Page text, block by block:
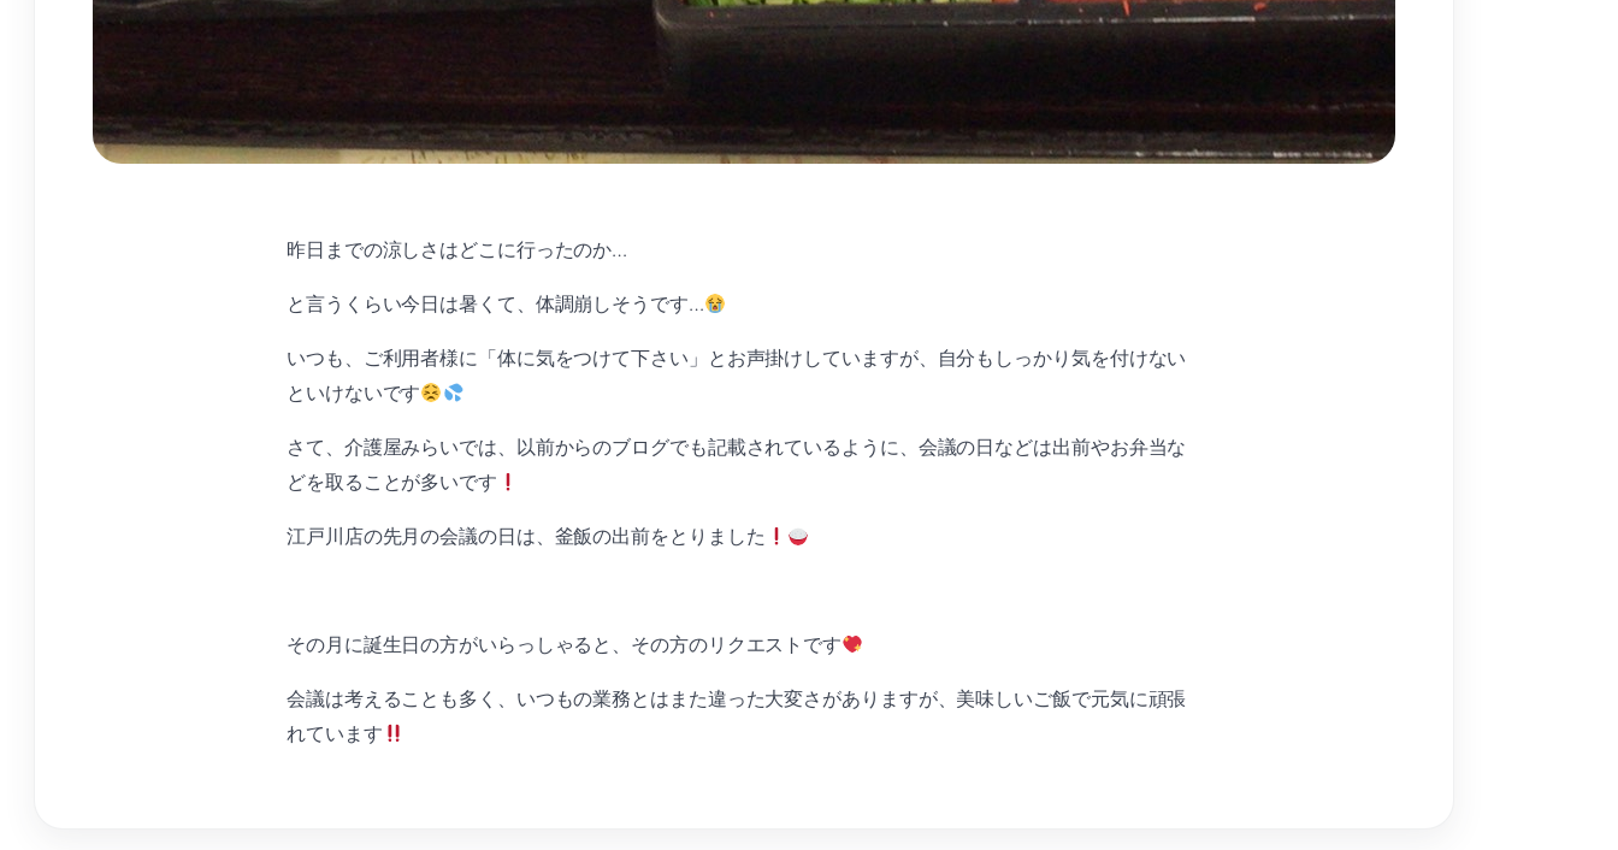
昨日までの涼しさはどこに行ったのか…
と言うくらい今日は暑くて、体調崩しそうです…
いつも、ご利用者様に「体に気をつけて下さい」とお声掛けしていますが、自分もしっかり気を付けない
といけないです
さて、介護屋みらいでは、以前からのブログでも記載されているように、会議の日などは出前やお弁当な
どを取ることが多いです
江戸川店の先月の会議の日は、釜飯の出前をとりました
その月に誕生日の方がいらっしゃると、その方のリクエストです
会議は考えることも多く、いつもの業務とはまた違った大変さがありますが、美味しいご飯で元気に頑張
れています